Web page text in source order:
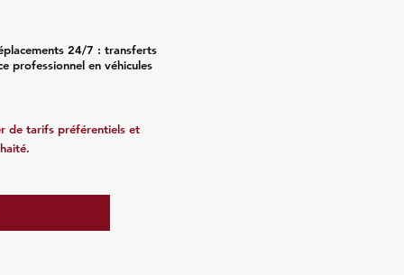
24/7 : transferts
professionnel en véhicules
de tarifs préférentiels et